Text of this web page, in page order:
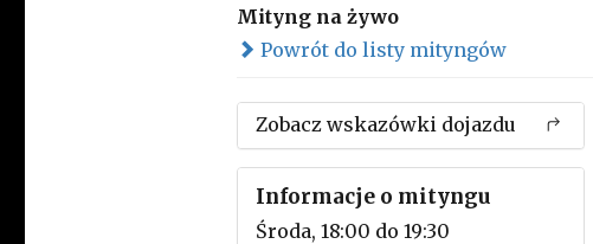
Mityng na żywo
Powrót do listy mityngów
Zobacz wskazówki dojazdu
Informacje o mityngu
Środa, 18:00 do 19:30